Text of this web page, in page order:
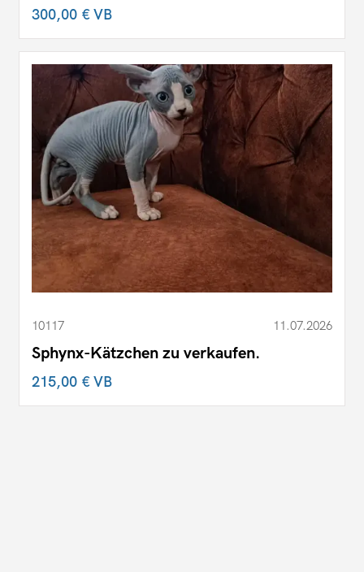
300,00 €VB
10117 11.07.2026
Sphynx-Kätzchen zu verkaufen.
215,00 €VB